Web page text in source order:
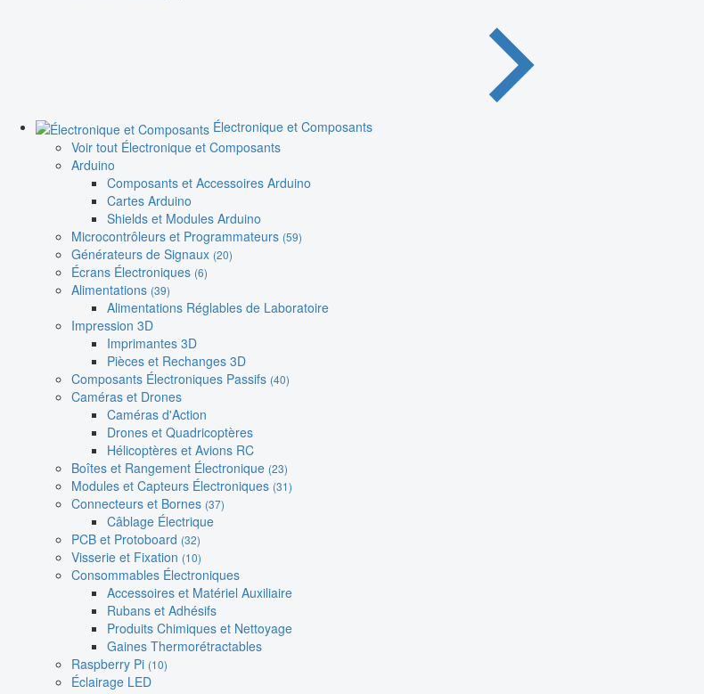
Électronique et Composants
Voir tout Électronique et Composants
Arduino
Composants et Accessoires Arduino
Cartes Arduino
Shields et Modules Arduino
Microcontrôleurs et Programmateurs (59)
Générateurs de Signaux (20)
Écrans Électroniques (6)
Alimentations (39)
Alimentations Réglables de Laboratoire
Impression 3D
Imprimantes 3D
Pièces et Rechanges 3D
Composants Électroniques Passifs (40)
Caméras et Drones
Caméras d'Action
Drones et Quadricoptères
Hélicoptères et Avions RC
Boîtes et Rangement Électronique (23)
Modules et Capteurs Électroniques (31)
Connecteurs et Bornes (37)
Câblage Électrique
PCB et Protoboard (32)
Visserie et Fixation (10)
Consommables Électroniques
Accessoires et Matériel Auxiliaire
Rubans et Adhésifs
Produits Chimiques et Nettoyage
Gaines Thermorétractables
Raspberry Pi (10)
Éclairage LED